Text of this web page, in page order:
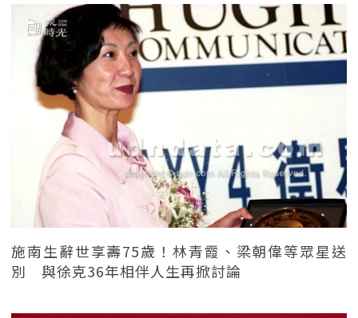
施南生辭世享壽75歲！林青霞、梁朝偉等眾星送
別 與徐克36年相伴人生再掀討論